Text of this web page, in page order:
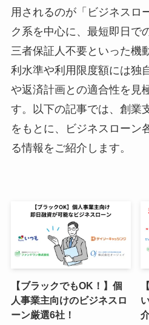
用されるのが「ビジネスロ
ク系を中心に、最短即日で
三者保証人不要といった機
利水準や利用限度額には独
や返済計画との適合性を見
す。以下の記事では、創業
をもとに、ビジネスローン
る情報をご紹介します。
【ブラックでもOK！】個
人事業主向けのビジネスロ
ーン厳選6社！